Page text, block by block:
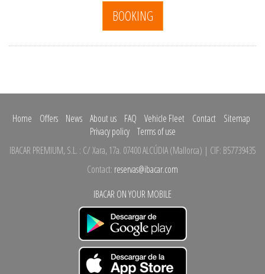
BOOKING
Home Offers News About us FAQ Vehicle Fleet Contact
Sitemap
Privacy policy
Terms of use
IBACAR PREMIUM, S.L. : C/ Xara, 17a. 07400 ALCÚDIA(Mallorca) | CIF: B57739435
Contact: reservas@ibacar.com
IBACAR ON YOUR MOBILE